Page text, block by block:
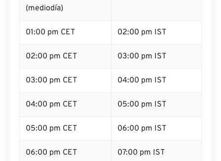
(mediodía)
01:00 pm CET 02:00 pm IST
02:00 pm CET 03:00 pm IST
03:00 pm CET 04:00 pm IST
04:00 pm CET 05:00 pm IST
05:00 pm CET 06:00 pm IST
06:00 pm CET 07:00 pm IST